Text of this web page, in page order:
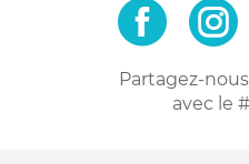
Partagez-
avec le